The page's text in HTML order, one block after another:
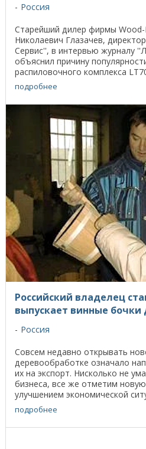
Россия
Старейший дилер фирмы
Николаевич Глазачев,
Сервис'', в интервью журналу
объяснил причину
распиловочного комплекса
подробнее
Российский владелец
выпускает винные
Россия
Совсем недавно открывать
деревообработке означало
их на экспорт. Нисколько не
бизнеса, все же отметим
улучшением экономической
законами о ...
подробнее